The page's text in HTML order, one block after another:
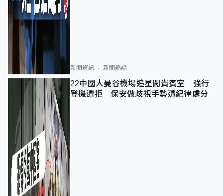
新聞資訊 新聞熱話
22中國人曼谷機場追星闖貴賓室 強行
登機遭拒 保安做歧視手勢遭紀律處分